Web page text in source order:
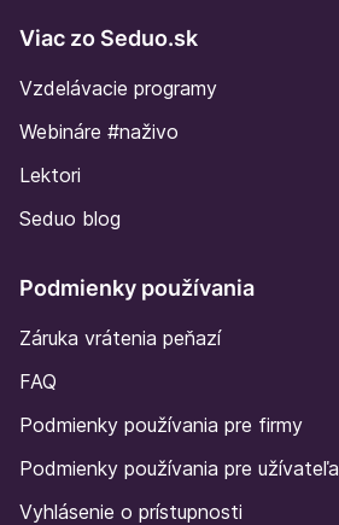
Viac zo Seduo.sk
Vzdelávacie programy
Webináre #naživo
Lektori
Seduo blog
Podmienky používania
Záruka vrátenia peňazí
FAQ
Podmienky používania pre firmy
Podmienky používania pre užívateľa
Vyhlásenie o prístupnosti